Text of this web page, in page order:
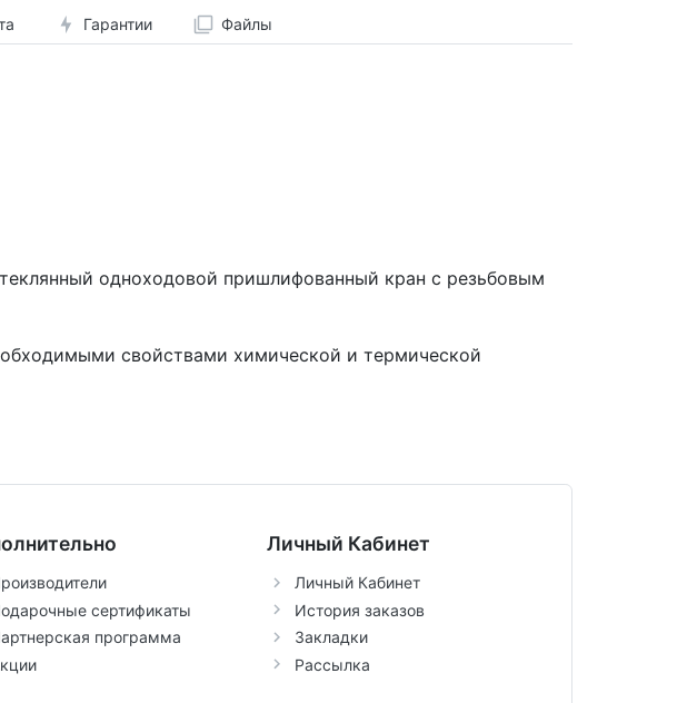
Гарантии Файлы
одноходовой пришлифованный кран с резьбовым
свойствами химической и термической
сертификаты
программа
Личный Кабинет
Личный Кабинет
История заказов
Закладки
Рассылка